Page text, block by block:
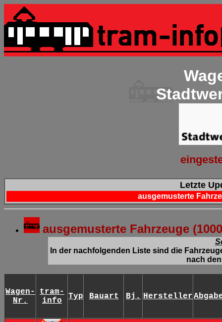
Letzte
ausgemusterte
ausgemusterte Fahrzeuge
In der nachfolgenden Liste sind die
nach
Wagen-
Nr.
tram-
info
Typ Bauart Bj. Hersteller